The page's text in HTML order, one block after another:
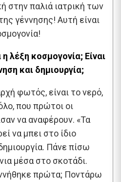
στην παλιά ιατρική των
γέννησης! Αυτή είναι
η λέξη κοσμογονία; Είναι
και δημιουργία;
φωτός, είναι το νερό,
που πρώτοι οι
να αναφέρουν. «Τα
να μπει στο ίδιο
Πάνε πίσω
μέσα στο σκοτάδι.
πρώτα; Ποντάρω